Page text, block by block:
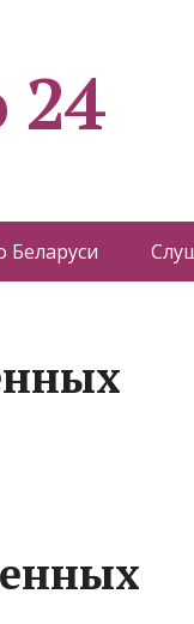
Беларуси